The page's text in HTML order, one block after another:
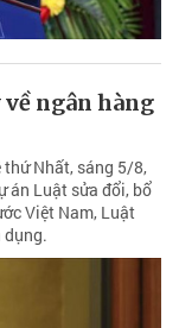
ngân hàng
Nhất, sáng 5/8,
án Luật sửa đổi, bổ
Việt Nam, Luật
dụng.